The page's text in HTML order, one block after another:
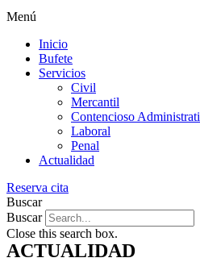
Menú
Inicio
Bufete
Servicios
Civil
Mercantil
Contencioso
Laboral
Penal
Actualidad
Reserva cita
Buscar
Buscar
Close this search box.
ACTUALIDAD